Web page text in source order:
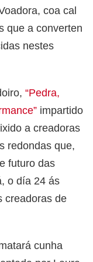
coa cal
que a converten
nestes
“Pedra,
impartido
a creadoras
redondas que,
futuro das
o día 24 ás
creadoras de
cunha